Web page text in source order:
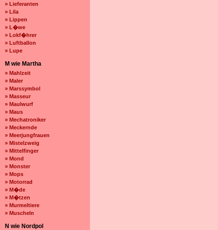
» Lieferanten
» Lila
» Lippen
» L�we
» Lokf�hrer
» Luftballon
» Lupe
M wie Martha
» Mahlzeit
» Maler
» Marssymbol
» Masseur
» Maulwurf
» Maus
» Mechatroniker
» Meckernde
» Meerjungfrauen
» Mistelzweig
» Mittelfinger
» Mond
» Monster
» Mops
» Motorrad
» M�de
» M�tzen
» Murmeltiere
» Muscheln
N wie Nordpol